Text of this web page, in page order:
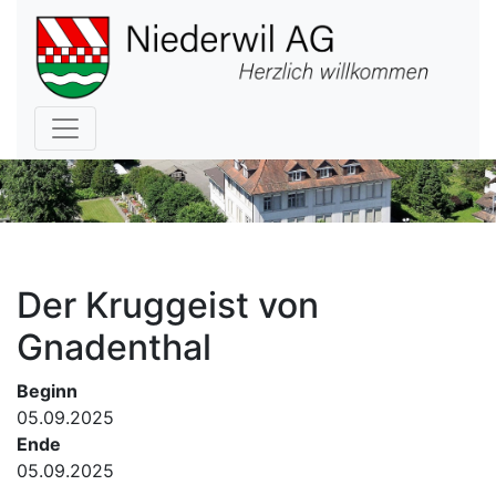
Hauptnavigation
Der Kruggeist von
Gnadenthal
Beginn
05.09.2025
Ende
05.09.2025